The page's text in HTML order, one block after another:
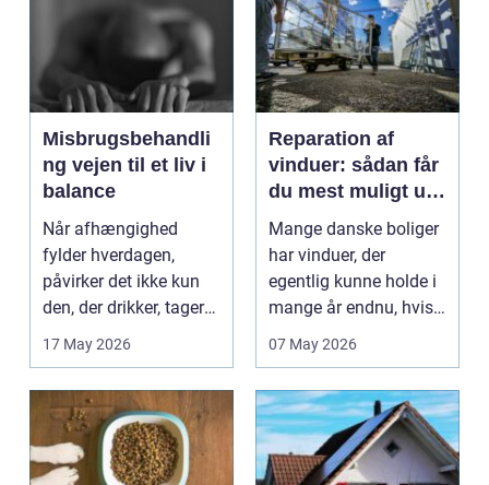
Misbrugsbehandli
ng vejen til et liv i
balance
Når afhængighed
fylder hverdagen,
påvirker det ikke kun
den, der drikker, tager
17 May 2026
Reparation af
vinduer: sådan får
du mest muligt ud
af dine gamle
rammer
Mange danske boliger
har vinduer, der
egentlig kunne holde i
mange år endnu, hvis
07 May 2026